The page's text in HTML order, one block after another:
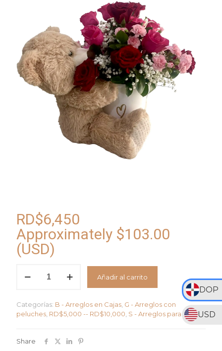
DOP
USD
RD$6,450
Approximately $103.00
(USD)
Osito
Añadir al carrito
Categorías: B - Arreglos en Cajas, G - Arreglos con
peluches, RD$5,000 -- RD$10,000, S - Arreglos para niños
Share